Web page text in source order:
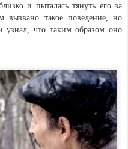
и пыталась тянуть его за
такое поведение, но
узнал, что таким образом оно